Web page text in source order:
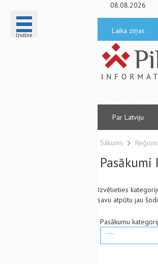
Izvēlne
08.08.2026
Laika ziņas
Par Latviju
Sākums Reģioni
Pasākumi
Izvēlieties
savu atpūtu jau
Pasākumu
----